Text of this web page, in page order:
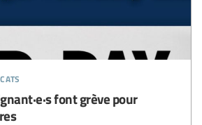
font grève pour